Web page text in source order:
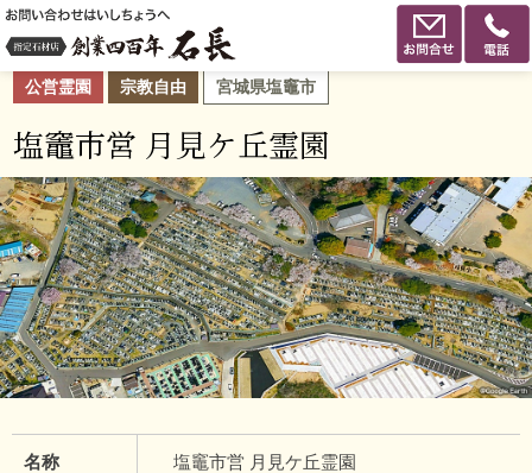
公営霊園 宗教自由 宮城県塩竈市
塩竈市営 月見ケ丘霊園
名称 塩竈市営 月見ケ丘霊園